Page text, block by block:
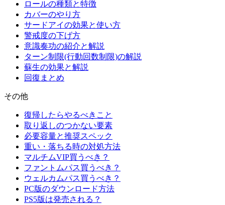
ロールの種類と特徴
カバーのやり方
サードアイの効果と使い方
警戒度の下げ方
意識奏功の紹介と解説
ターン制限(行動回数制限)の解説
蘇生の効果と解説
回復まとめ
その他
復帰したらやるべきこと
取り返しのつかない要素
必要容量と推奨スペック
重い・落ちる時の対処方法
マルチムVIP買うべき？
ファントムパス買うべき？
ウェルカムパス買うべき？
PC版のダウンロード方法
PS5版は発売される？